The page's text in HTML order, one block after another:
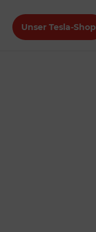
Unser Tesla-Shop